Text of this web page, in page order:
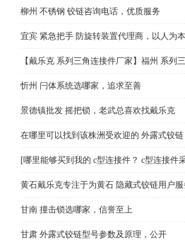
柳州 不锈钢 铰链咨询电话，优质服务
宜宾 紧急把手 防旋转装置代理商，以人为本
【戴乐克 系列三角连接件厂家】福州 系列
忻州 闩体系统选哪家，追求至善
景德镇批发 摇把锁，老武总喜欢找戴乐克
在哪里可以找到该株洲受欢迎的 外露式铰
[哪里能够买到我的 c型连接件？ c型连接件
黄石戴乐克专注于为黄石 隐藏式铰链用户
甘南 撞击锁选哪家，信誉至上
甘肃 外露式铰链型号参数及原理，公开